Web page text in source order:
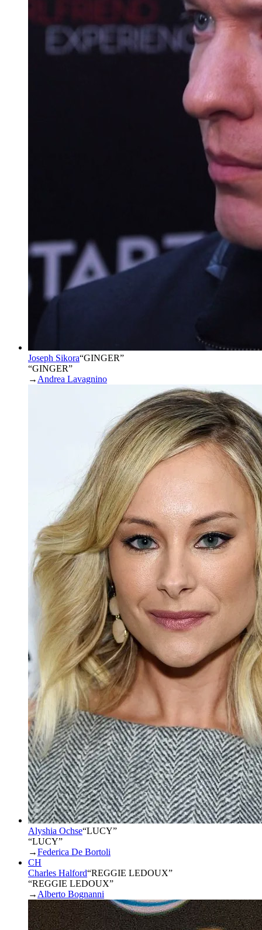
Joseph Sikora“GINGER”
“GINGER”
→ Andrea Lavagnino
Alyshia Ochse“LUCY”
“LUCY”
→Federica De Bortoli
CH
Charles Halford“REGGIE LEDOUX”
“REGGIE LEDOUX”
→ Alberto Bognanni